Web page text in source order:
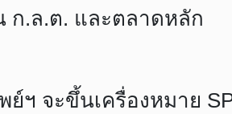
ก.ล.ต. และตลาดหลัก
ฯ จะขึ้นเครื่องหมาย